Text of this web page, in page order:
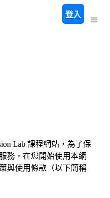
登入
Lab 課程網站，為了保
務，在您開始使用本網
與使用條款（以下簡稱